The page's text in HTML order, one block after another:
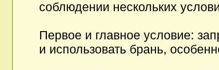
соблюдении нескольких
Первое и главное условие:
и использовать брань,